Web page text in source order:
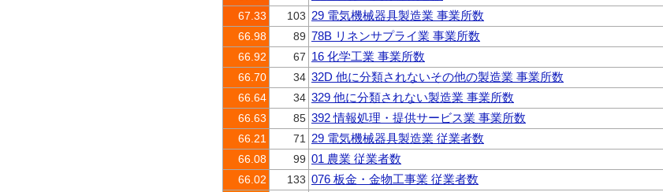
67.33
103 29 電気機械器具製造業 事業所数
66.98
89 78B リネンサプライ業 事業所数
66.92
67 16 化学工業 事業所数
66.70
34 32D 他に分類されないその他の製造業 事業所数
66.64
34 329 他に分類されない製造業 事業所数
66.63
85 392 情報処理・提供サービス業 事業所数
66.21
71 29 電気機械器具製造業 従業者数
66.08
99 01 農業 従業者数
66.02
133 076 板金・金物工事業 従業者数